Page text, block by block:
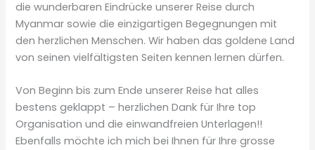
die wunderbaren Eindrücke unserer Reise durch
Myanmar sowie die einzigartigen Begegnungen mit
den herzlichen Menschen. Wir haben das goldene Land
von seinen vielfältigsten Seiten kennen lernen dürfen.
Von Beginn bis zum Ende unserer Reise hat alles
bestens geklappt – herzlichen Dank für Ihre top
Organisation und die einwandfreien Unterlagen!!
Ebenfalls möchte ich mich bei Ihnen für Ihre grosse